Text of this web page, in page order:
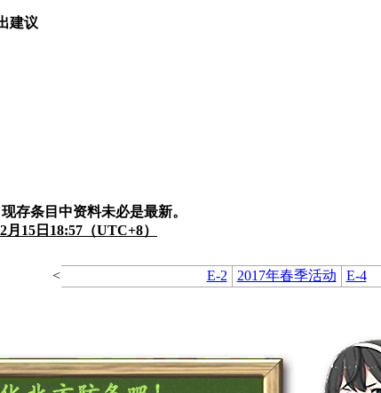
建议
存条目中资料未必是最新。
月15日18:57（UTC+8）
< E-2 2017年春季活动 E-4